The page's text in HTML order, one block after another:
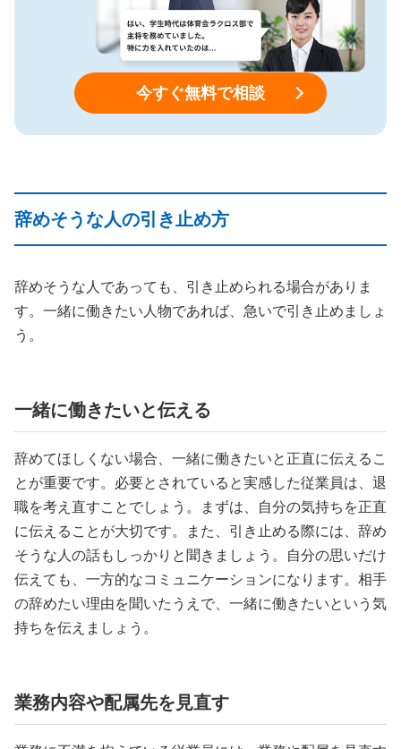
今すぐ無料で相談
辞めそうな人の引き止め方
辞めそうな人であっても、引き止められる場合がありま
す。一緒に働きたい人物であれば、急いで引き止めましょ
う。
一緒に働きたいと伝える
辞めてほしくない場合、一緒に働きたいと正直に伝えるこ
とが重要です。必要とされていると実感した従業員は、退
職を考え直すことでしょう。まずは、自分の気持ちを正直
に伝えることが大切です。また、引き止める際には、辞め
そうな人の話もしっかりと聞きましょう。自分の思いだけ
伝えても、一方的なコミュニケーションになります。相手
の辞めたい理由を聞いたうえで、一緒に働きたいという気
持ちを伝えましょう。
業務内容や配属先を見直す